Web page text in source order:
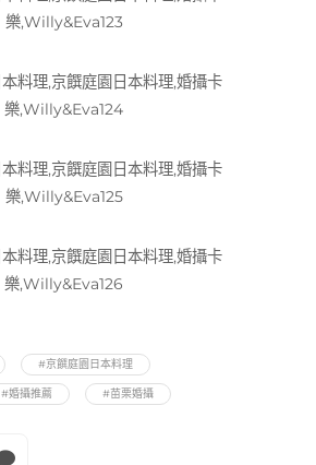
#京饌庭園日本料理
#婚攝推薦 #苗栗婚攝